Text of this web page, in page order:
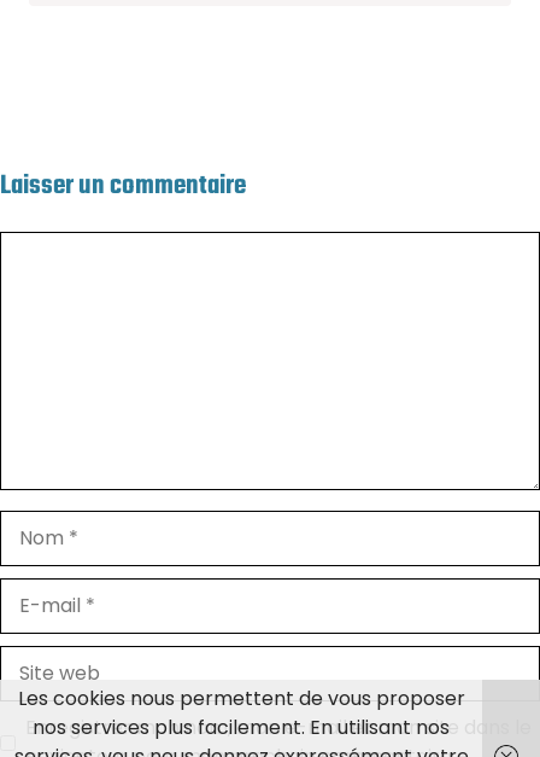
Laisser un commentaire
mail
Site
web
Enregistrer mon nom, mon e-mail et mon site dans le
Les cookies nous permettent de vous proposer
nos services plus facilement. En utilisant nos